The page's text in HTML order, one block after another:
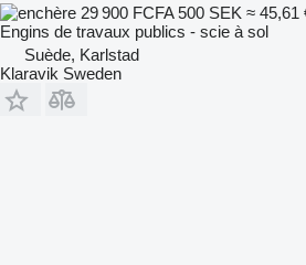
29 900 FCFA500 SEK ≈ 45,61
Engins de travaux publics - scie à sol
Suède, Karlstad
Klaravik Sweden